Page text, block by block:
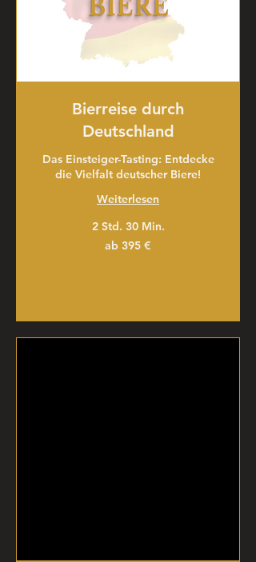
Bierreise durch
Deutschland
Das Einsteiger-Tasting: Entdecke
die Vielfalt deutscher Biere!
Weiterlesen
2 Std. 30 Min.
ab 395 €